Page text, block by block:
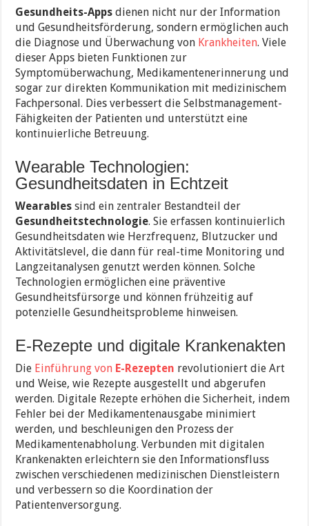
Gesundheits-Apps dienen nicht nur der Information
und Gesundheitsförderung, sondern ermöglichen auch
die Diagnose und Überwachung von Krankheiten. Viele
dieser Apps bieten Funktionen zur
Symptomüberwachung, Medikamentenerinnerung und
sogar zur direkten Kommunikation mit medizinischem
Fachpersonal. Dies verbessert die Selbstmanagement-
Fähigkeiten der Patienten und unterstützt eine
kontinuierliche Betreuung.
Wearable Technologien:
Gesundheitsdaten in Echtzeit
Wearables sind ein zentraler Bestandteil der
Gesundheitstechnologie. Sie erfassen kontinuierlich
Gesundheitsdaten wie Herzfrequenz, Blutzucker und
Aktivitätslevel, die dann für real-time Monitoring und
Langzeitanalysen genutzt werden können. Solche
Technologien ermöglichen eine präventive
Gesundheitsfürsorge und können frühzeitig auf
potenzielle Gesundheitsprobleme hinweisen.
E-Rezepte und digitale Krankenakten
Die Einführung von E-Rezepten revolutioniert die Art
und Weise, wie Rezepte ausgestellt und abgerufen
werden. Digitale Rezepte erhöhen die Sicherheit, indem
Fehler bei der Medikamentenausgabe minimiert
werden, und beschleunigen den Prozess der
Medikamentenabholung. Verbunden mit digitalen
Krankenakten erleichtern sie den Informationsfluss
zwischen verschiedenen medizinischen Dienstleistern
und verbessern so die Koordination der
Patientenversorgung.